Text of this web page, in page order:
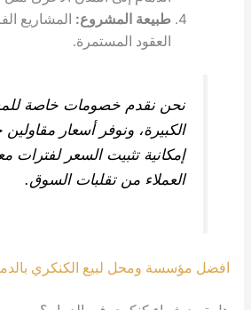
المشروع:المشاريع الفردية تختلف عن
المستمرة.
نقدم خصومات خاصة للمشاريع
ونوفر أسعار مقاولين حقيقية مع
تثبيت السعر لفترات معينة لحماية
من تقلبات السوق.
ومحل لبيع الكنكري بالدمام